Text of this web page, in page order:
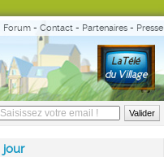
Forum - Contact - Partenaires - Presse
jour